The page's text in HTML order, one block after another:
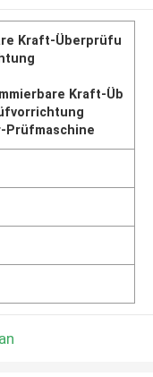
Kraft-Überprüfu
Kraft-Üb
Prüfmaschine